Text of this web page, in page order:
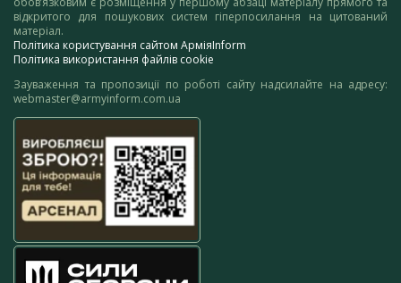
відкритого для пошукових систем гіперпосилання на цитований
матеріал.
Політика користування сайтом АрміяInform
Політика використання файлів cookie
Зауваження та пропозиції по роботі сайту надсилайте на адресу:
webmaster@armyinform.com.ua